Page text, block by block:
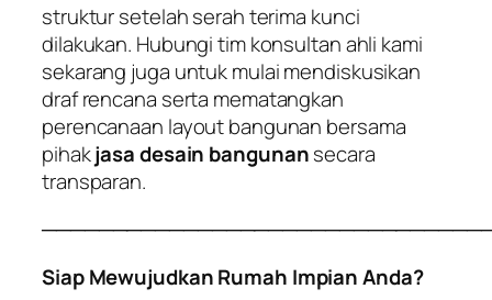
struktur setelah serah terima kunci
dilakukan. Hubungi tim konsultan ahli kami
sekarang juga untuk mulai mendiskusikan
draf rencana serta mematangkan
perencanaan layout bangunan bersama
pihakjasa desain bangunansecara
transparan.
Siap Mewujudkan Rumah Impian Anda?